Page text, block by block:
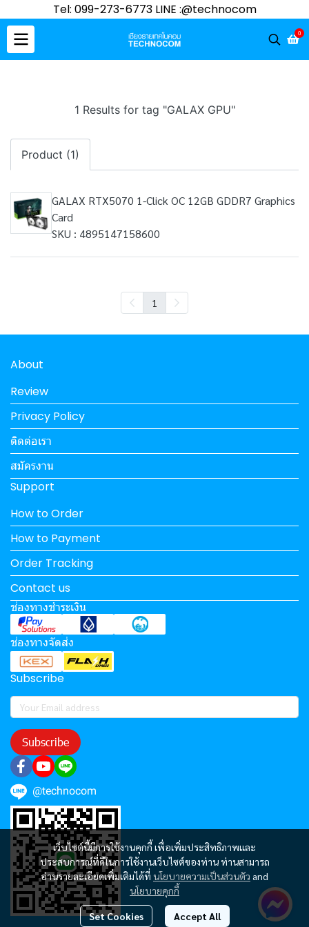
Tel: 099-273-6773 LINE :@technocom
0
1 Results for tag "GALAX GPU"
Product (1)
GALAX RTX5070 1-Click OC 12GB GDDR7 Graphics
Card
SKU : 4895147158600
1
เว็บไซต์นี้มีการใช้งานคุกกี้ เพื่อเพิ่มประสิทธิภาพและ
ประสบการณ์ที่ดีในการใช้งานเว็บไซต์ของท่าน ท่านสามารถ
อ่านรายละเอียดเพิ่มเติมได้ที่ นโยบายความเป็นส่วนตัว and
นโยบายคุกกี้
Set Cookies Accept All
About
Review
Privacy Policy
ติดต่อเรา
สมัครงาน
Support
How to Order
How to Payment
Order Tracking
Contact us
ช่องทางชำระเงิน
ช่องทางจัดส่ง
Subscribe
Subscribe
@technocom